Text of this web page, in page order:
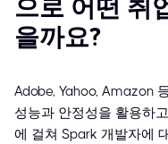
으로 어떤 취
을까요?
Adobe, Yahoo, Amazon
성능과 안정성을 활용하
에 걸쳐 Spark 개발자에